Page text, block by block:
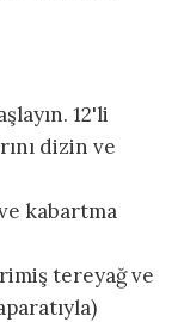
12'li
dizin ve
kabartma
tereyağ ve